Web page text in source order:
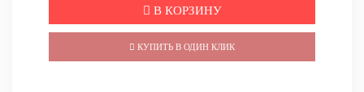
В КОРЗИНУ
КУПИТЬ В ОДИН КЛИК